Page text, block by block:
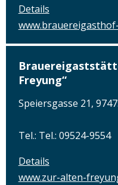
Details
Freyung“
Speiersgasse 21,
Tel.: Tel.: 09524-9554
Details
www.zur-alten-